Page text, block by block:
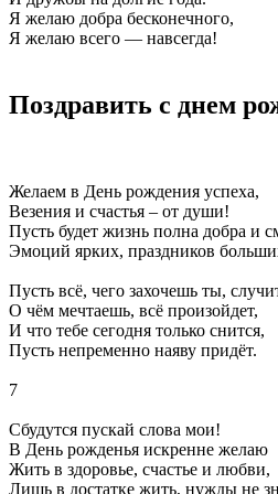
Я желаю добра бесконечного,
Я желаю всего — навсегда!
Поздравить с днем
Желаем в День рождения успеха,
Везения и счастья – от души!
Пусть будет жизнь полна добра и
Эмоций ярких, праздников
Пусть всё, чего захочешь ты,
О чём мечтаешь, всё произойдет,
И что тебе сегодня только снится,
Пусть непременно наяву придёт.
7
Сбудутся пускай слова мои!
В День рожденья искренне желаю
Жить в здоровье, счастье и любви,
Лишь в достатке жить, нужды не